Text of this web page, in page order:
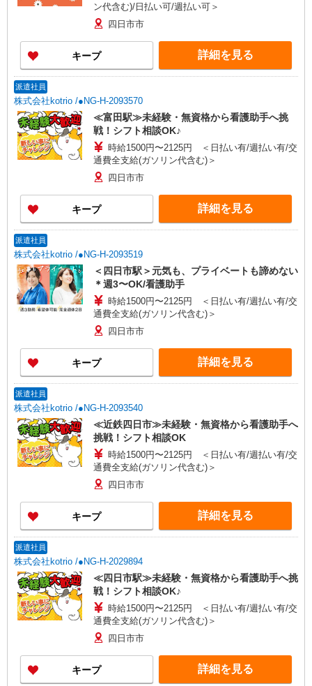
ン代含む)/日払い可/週払い可＞
四日市市
キープ 詳細を見る
派遣社員
株式会社kotrio /●NG-H-2093570
≪富田駅≫未経験・無資格から看護助手へ挑
戦！シフト相談OK♪
時給1500円〜2125円 ＜日払い有/週払い有/交
通費全支給(ガソリン代含む)＞
四日市市
キープ 詳細を見る
派遣社員
株式会社kotrio /●NG-H-2093519
＜四日市駅＞元気も、プライベートも諦めない
＊週3〜OK/看護助手
時給1500円〜2125円 ＜日払い有/週払い有/交
通費全支給(ガソリン代含む)＞
四日市市
キープ 詳細を見る
派遣社員
株式会社kotrio /●NG-H-2093540
≪近鉄四日市≫未経験・無資格から看護助手へ
挑戦！シフト相談OK
時給1500円〜2125円 ＜日払い有/週払い有/交
通費全支給(ガソリン代含む)＞
四日市市
キープ 詳細を見る
派遣社員
株式会社kotrio /●NG-H-2029894
≪四日市駅≫未経験・無資格から看護助手へ挑
戦！シフト相談OK♪
時給1500円〜2125円 ＜日払い有/週払い有/交
通費全支給(ガソリン代含む)＞
四日市市
キープ 詳細を見る